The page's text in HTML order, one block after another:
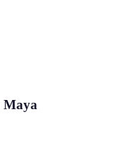
Maya